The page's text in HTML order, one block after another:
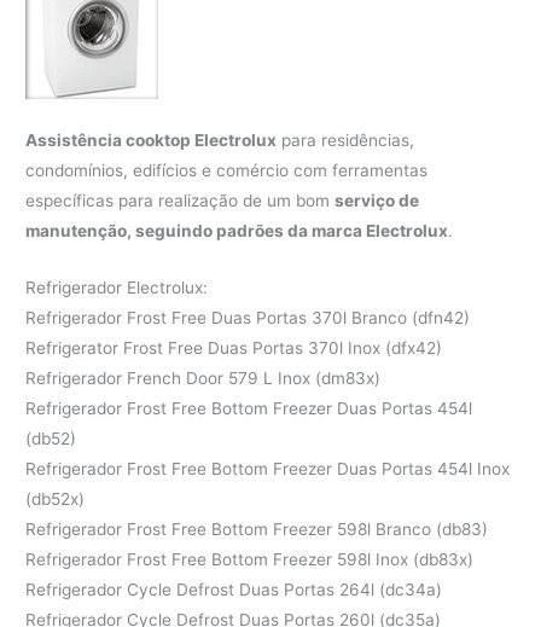
Assistência cooktop Electrolux para residências,
condomínios, edifícios e comércio com ferramentas
específicas para realização de um bomserviço de
manutenção, seguindo padrões da marca Electrolux.
Refrigerador Electrolux:
Refrigerador Frost Free Duas Portas 370l Branco (dfn42)
Refrigerator Frost Free Duas Portas 370l Inox (dfx42)
Refrigerador French Door 579 L Inox (dm83x)
Refrigerador Frost Free Bottom Freezer Duas Portas 454l
(db52)
Refrigerador Frost Free Bottom Freezer Duas Portas 454l Inox
(db52x)
Refrigerador Frost Free Bottom Freezer 598l Branco (db83)
Refrigerador Frost Free Bottom Freezer 598l Inox (db83x)
Refrigerador Cycle Defrost Duas Portas 264l (dc34a)
Refrigerador Cycle Defrost Duas Portas 260l (dc35a)